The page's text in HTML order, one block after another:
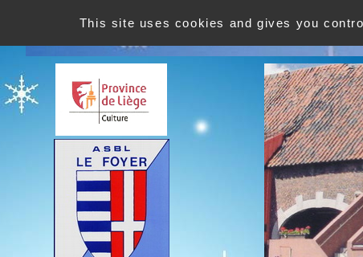
Le Foyer ASBL de
This site uses cookies and gives you